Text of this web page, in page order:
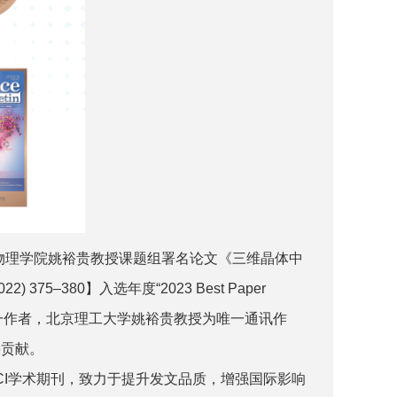
学院姚裕贵教授课题组署名论文《三维晶体中
375–380】入选年度“2023 Best Paper
者，北京理工大学姚裕贵教授为唯一通讯作
献。
术期刊，致力于提升发文品质，增强国际影响